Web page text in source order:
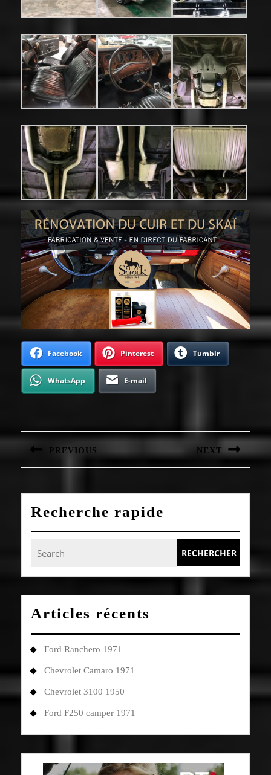
Facebook Pinterest Tumblr
WhatsApp E-mail
de
l’articlePREVIOUS NEXT
Recherche rapide
for:
Articles récents
Ford Ranchero 1971
Chevrolet Camaro 1971
Chevrolet 3100 1950
Ford F250 camper 1971